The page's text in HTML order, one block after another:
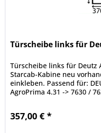
Türscheibe links für
Türscheibe links für Deutz
Starcab-Kabine neu
einkleben. Passend für:
AgroPrima 4.31 -> 7630 /
357,00 € *